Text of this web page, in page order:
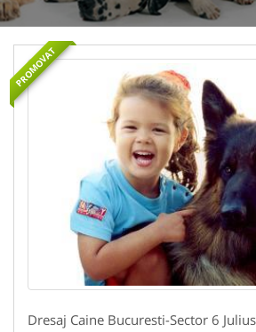
PROMOVAT
Dresaj Caine Bucuresti-Sector 6 Julius